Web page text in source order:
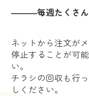
―――毎週たくさん
ネットから注文が
停止することが可
い。
チラシの回収も行
しください。